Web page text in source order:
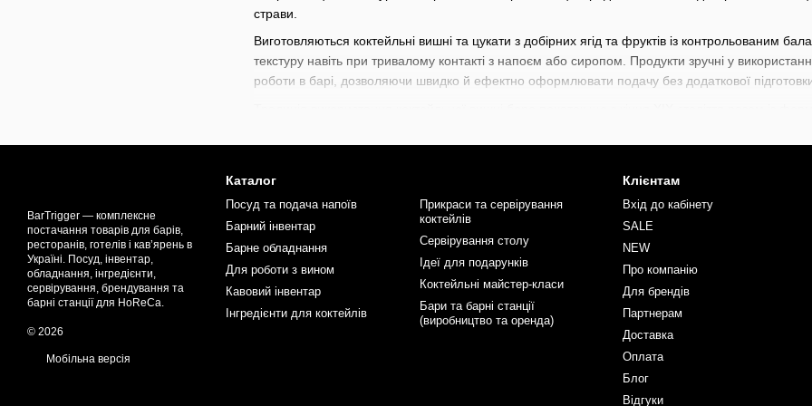
страви.
Виготовляються коктейльні вишні та цукати з добірних ягід та фруктів із контрольованим
текстуру навіть при тривалому контакті з напоєм або сиропом. Продукти зручні у
роботи в барі, дозволяючи швидко й ефектно оформлювати подачу без додаткової
класичних рецептів, так і сучасних авторських коктейлів.
Коктейльна вишня і цукати використовуються для декорування класичних коктейлів, таких
застосовуються у кондитерській справі для прикрашання тортів, тістечок, морозива та
В нашому магазині представлений ретельно підібраний асортимент елегантного
і для авторських коктейлів. Доповнити подачу напоїв ви можете
професійними коктейльними
підкреслять індивідуальний характер кожного міксу. Ми створюємо простір, де кожен - від
потреби та зможе вдосконалювати майстерність разом з інвентарем від BarTrigger.
BarTrigger — комплексне
постачання товарів для барів,
ресторанів, готелів і кав’ярень в
Україні. Посуд, інвентар,
обладнання, інгредієнти,
сервірування, брендування та
барні станції для HoReCa.
© 2026
Мобільна версія
Каталог
Посуд та подача напоїв
Барний інвентар
Барне обладнання
Для роботи з вином
Кавовий інвентар
Інгредієнти для коктейлів
Прикраси та сервірування
коктейлів
Сервірування столу
Ідеї для подарунків
Коктейльні майстер-класи
Бари та барні станції
(виробництво та оренда)
Клієнтам
Вхід до кабінету
SALE
NEW
Про компанію
Для брендів
Партнерам
Доставка
Оплата
Блог
Відгуки